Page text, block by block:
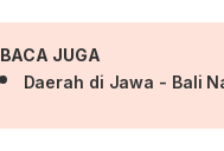
BACA JUGA
Daerah di Jawa - Bali